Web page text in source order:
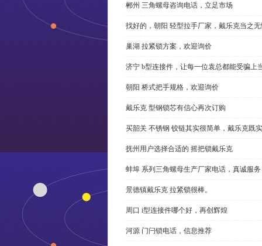
郴州 三角螺母咨询电话，立足市场
找好的，朝阳 轻型拉手厂家，戴乐克当之
巢湖 拉紧锁方案，欢迎询价
济宁 b型连接件，让每一位袁总都能受骗上
朝阳 桥式把手规格，欢迎询价
戴乐克 型钢锁芯有信心再次订购
买韶关 不锈钢 铰链其实很简单，戴乐克既
抚州用户选择合适的 摇把锁戴乐克
蚌埠 系列三角螺母生产厂家电话，真诚服务
景德镇戴乐克 拉紧锁很棒。
周口 i型连接件哪个好，再创辉煌
河源 门闩锁电话，信息推荐